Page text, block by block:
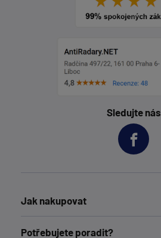
Sledujte nás
Jak nakupovat
Potřebujete poradit?